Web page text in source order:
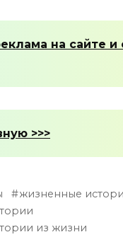
на сайте и
>>>
жизненные
из жизни